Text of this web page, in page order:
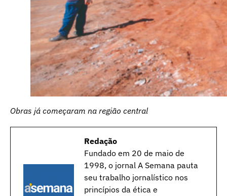
Obras já começaram na região central
Redação
Fundado em 20 de maio de
1998, o jornal A Semana pauta
seu trabalho jornalístico nos
princípios da ética e